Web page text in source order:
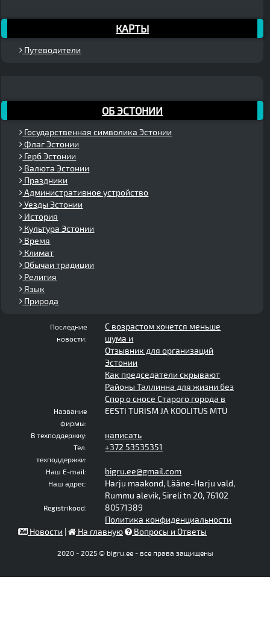
КАРТЫ
Путеводители
ОБ ЭСТОНИИ
Государственная символика Эстонии
Флаг Эстонии
Герб Эстонии
Валюта Эстонии
Праздники
Административное устройство
Уезды Эстонии
История
Культура Эстонии
Время
Климат
Обычаи традиции
Религия
Язык
Природа
Последние
новости:
С возрастом хочется меньше
шума и
Отзывник для организаций
Эстонии
Как председатели скрывают
Районы Таллинна для жизни без
Спор о сносе Старого города в
Название
фирмы:
EESTI TURISM JA KOOLITUS MTÜ
В техподдержку: написать
Тел.
техподдержки:
+372 53535351
Наш E-mail: bigru.ee@gmail.com
Наш адрес:
Harju maakond, Lääne-Harju vald,
Rummu alevik, Sireli tn 20, 76102
Registrikood:
80571389
Политика конфиденциальности
Новости | На главную Вопросы и Ответы
2020 - 2025 © bigru.ee - все права защищены